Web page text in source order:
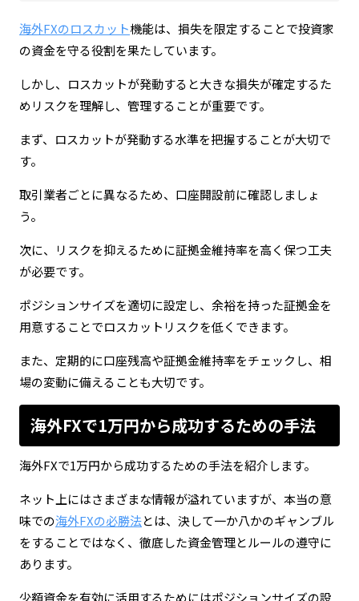
海外FXのロスカット機能は、損失を限定することで投資家
の資金を守る役割を果たしています。
しかし、ロスカットが発動すると大きな損失が確定するた
めリスクを理解し、管理することが重要です。
まず、ロスカットが発動する水準を把握することが大切で
す。
取引業者ごとに異なるため、口座開設前に確認しましょ
う。
次に、リスクを抑えるために証拠金維持率を高く保つ工夫
が必要です。
ポジションサイズを適切に設定し、余裕を持った証拠金を
用意することでロスカットリスクを低くできます。
また、定期的に口座残高や証拠金維持率をチェックし、相
場の変動に備えることも大切です。
海外FXで1万円から成功するための手法
海外FXで1万円から成功するための手法を紹介します。
ネット上にはさまざまな情報が溢れていますが、本当の意
味での海外FXの必勝法とは、決して一か八かのギャンブル
をすることではなく、徹底した資金管理とルールの遵守に
あります。
少額資金を有効に活用するためにはポジションサイズの設